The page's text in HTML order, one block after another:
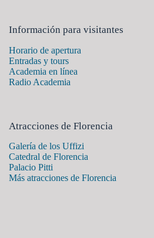
Información para visitantes
Horario de apertura
Entradas y tours
Academia en línea
Radio Academia
Atracciones de Florencia
Galería de los Uffizi
Catedral de Florencia
Palacio Pitti
Más atracciones de Florencia